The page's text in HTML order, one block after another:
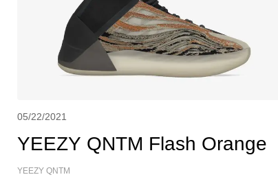
05/22/2021
YEEZY QNTM Flash Orange
YEEZY QNTM